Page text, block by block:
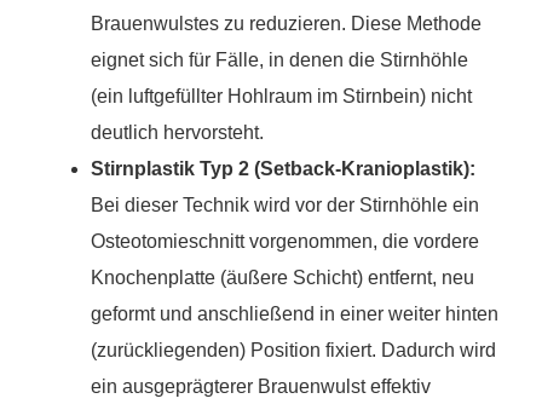
Brauenwulstes zu reduzieren. Diese Methode
eignet sich für Fälle, in denen die Stirnhöhle
(ein luftgefüllter Hohlraum im Stirnbein) nicht
deutlich hervorsteht.
Stirnplastik Typ 2 (Setback-Kranioplastik):
Bei dieser Technik wird vor der Stirnhöhle ein
Osteotomieschnitt vorgenommen, die vordere
Knochenplatte (äußere Schicht) entfernt, neu
geformt und anschließend in einer weiter hinten
(zurückliegenden) Position fixiert. Dadurch wird
ein ausgeprägterer Brauenwulst effektiv